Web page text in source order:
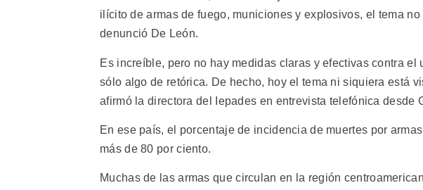
ilícito de armas de fuego, municiones y explosivos, el tema
denunció De León.
Es increíble, pero no hay medidas claras y efectivas contra
sólo algo de retórica. De hecho, hoy el tema ni siquiera está
afirmó la directora del Iepades en entrevista telefónica desde
En ese país, el porcentaje de incidencia de muertes por
más de 80 por ciento.
Muchas de las armas que circulan en la región